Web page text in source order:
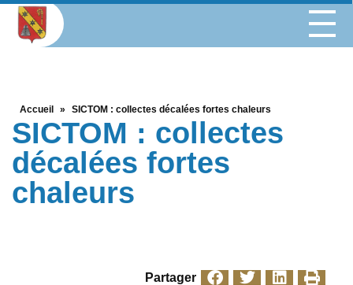
Accueil » SICTOM : collectes décalées fortes chaleurs
SICTOM : collectes
décalées fortes
chaleurs
Partager